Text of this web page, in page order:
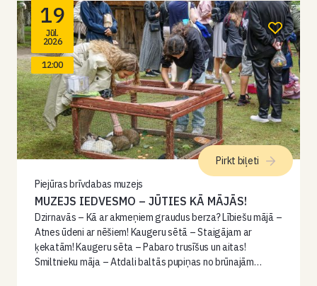
19
Jūl.
2026
12:00
Piejūras brīvdabas muzejs
MUZEJS IEDVESMO – JŪTIES KĀ MĀJĀS!
Dzirnavās – Kā ar akmeņiem graudus berza? Lībiešu mājā –
Atnes ūdeni ar nēšiem! Kaugeru sētā – Staigājam ar
ķekatām! Kaugeru sēta – Pabaro trusīšus un aitas!
Smiltnieku māja – Atdali baltās pupiņas no brūnajām…
Pirkt biļeti